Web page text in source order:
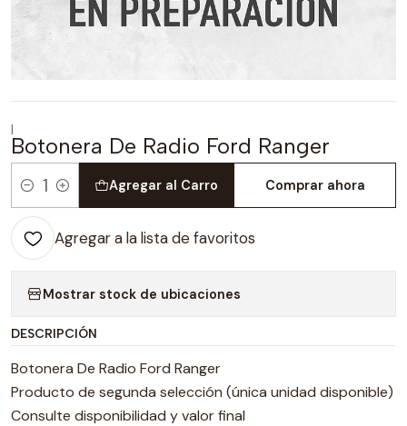
|
Botonera De Radio Ford Ranger
Cantidad
Agregar al Carro Comprar ahora
Agregar a la lista de favoritos
Mostrar stock de ubicaciones
DESCRIPCIÓN
Botonera De Radio Ford Ranger
Producto de segunda selección (única unidad disponible)
Consulte disponibilidad y valor final